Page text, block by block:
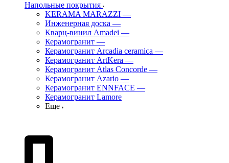
Напольные покрытия
KERAMA MARAZZI —
Инженерная доска —
Кварц-винил Amadei —
Керамогранит —
Керамогранит Arcadia ceramica —
Керамогранит ArtKera —
Керамогранит Atlas Concorde —
Керамогранит Azario —
Керамогранит ENNFACE —
Керамогранит Lamore
Еще